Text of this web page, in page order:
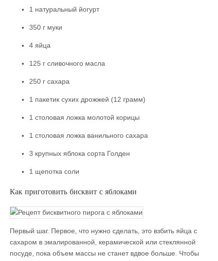
1 натуральный йогурт
350 г муки
4 яйца
125 г сливочного масла
250 г сахара
1 пакетик сухих дрожжей (12 грамм)
1 столовая ложка молотой корицы
1 столовая ложка ванильного сахара
3 крупных яблока сорта Голден
1 щепотка соли
Как приготовить бисквит с яблоками
Первый шаг. Первое, что нужно сделать, это взбить яйца с
сахаром в эмалированной, керамической или стеклянной
посуде, пока объем массы не станет вдвое больше. Чтобы